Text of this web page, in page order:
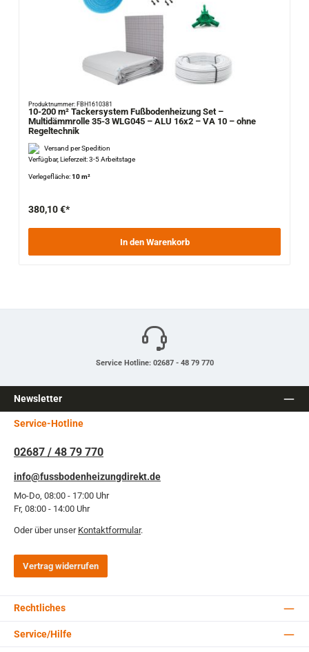
Produktnummer: FBH1610381
10-200 m² Tackersystem Fußbodenheizung Set –
Multidämmrolle 35-3 WLG045 – ALU 16x2 – VA 10 – ohne
Regeltechnik
Versand per Spedition
Verfügbar, Lieferzeit: 3-5 Arbeitstage
Verlegefläche:10 m²
380,10 €*
In den Warenkorb
Service Hotline: 02687 - 48 79 770
Newsletter
Service-Hotline
02687 / 48 79 770
info@fussbodenheizungdirekt.de
Mo-Do, 08:00 - 17:00 Uhr
Fr, 08:00 - 14:00 Uhr
Oder über unser Kontaktformular.
Vertrag widerrufen
Rechtliches
Service/Hilfe